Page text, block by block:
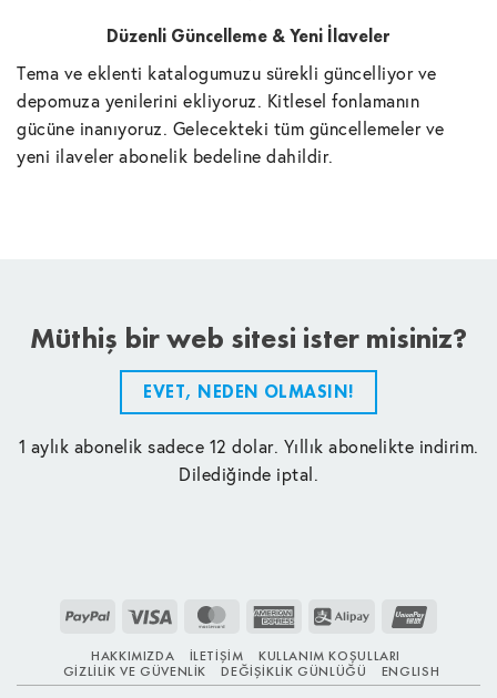
Düzenli Güncelleme & Yeni İlaveler
Tema ve eklenti katalogumuzu sürekli güncelliyor ve
depomuza yenilerini ekliyoruz. Kitlesel fonlamanın
gücüne inanıyoruz. Gelecekteki tüm güncellemeler ve
yeni ilaveler abonelik bedeline dahildir.
Müthiş bir web sitesi ister misiniz?
EVET, NEDEN OLMASIN!
1 aylık abonelik sadece 12 dolar. Yıllık abonelikte indirim.
Dilediğinde iptal.
PayPal Visa MasterCardAmerican
Alipay
HAKKIMIZDA İLETIŞIM
KULLANIM KOŞULLARI
GIZLILIK VE GÜVENLIK
DEĞIŞIKLIK GÜNLÜĞÜ ENGLISH